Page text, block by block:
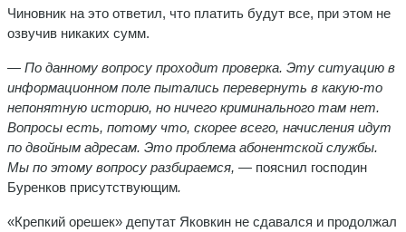
Чиновник на это ответил, что платить будут все, при этом не
озвучив никаких сумм.
— По данному вопросу проходит проверка. Эту ситуацию в
информационном поле пытались перевернуть в какую-то
непонятную историю, но ничего криминального там нет.
Вопросы есть, потому что, скорее всего, начисления идут
по двойным адресам. Это проблема абонентской службы.
Мы по этому вопросу разбираемся, — пояснил господин
Буренков присутствующим.
«Крепкий орешек» депутат Яковкин не сдавался и продолжал